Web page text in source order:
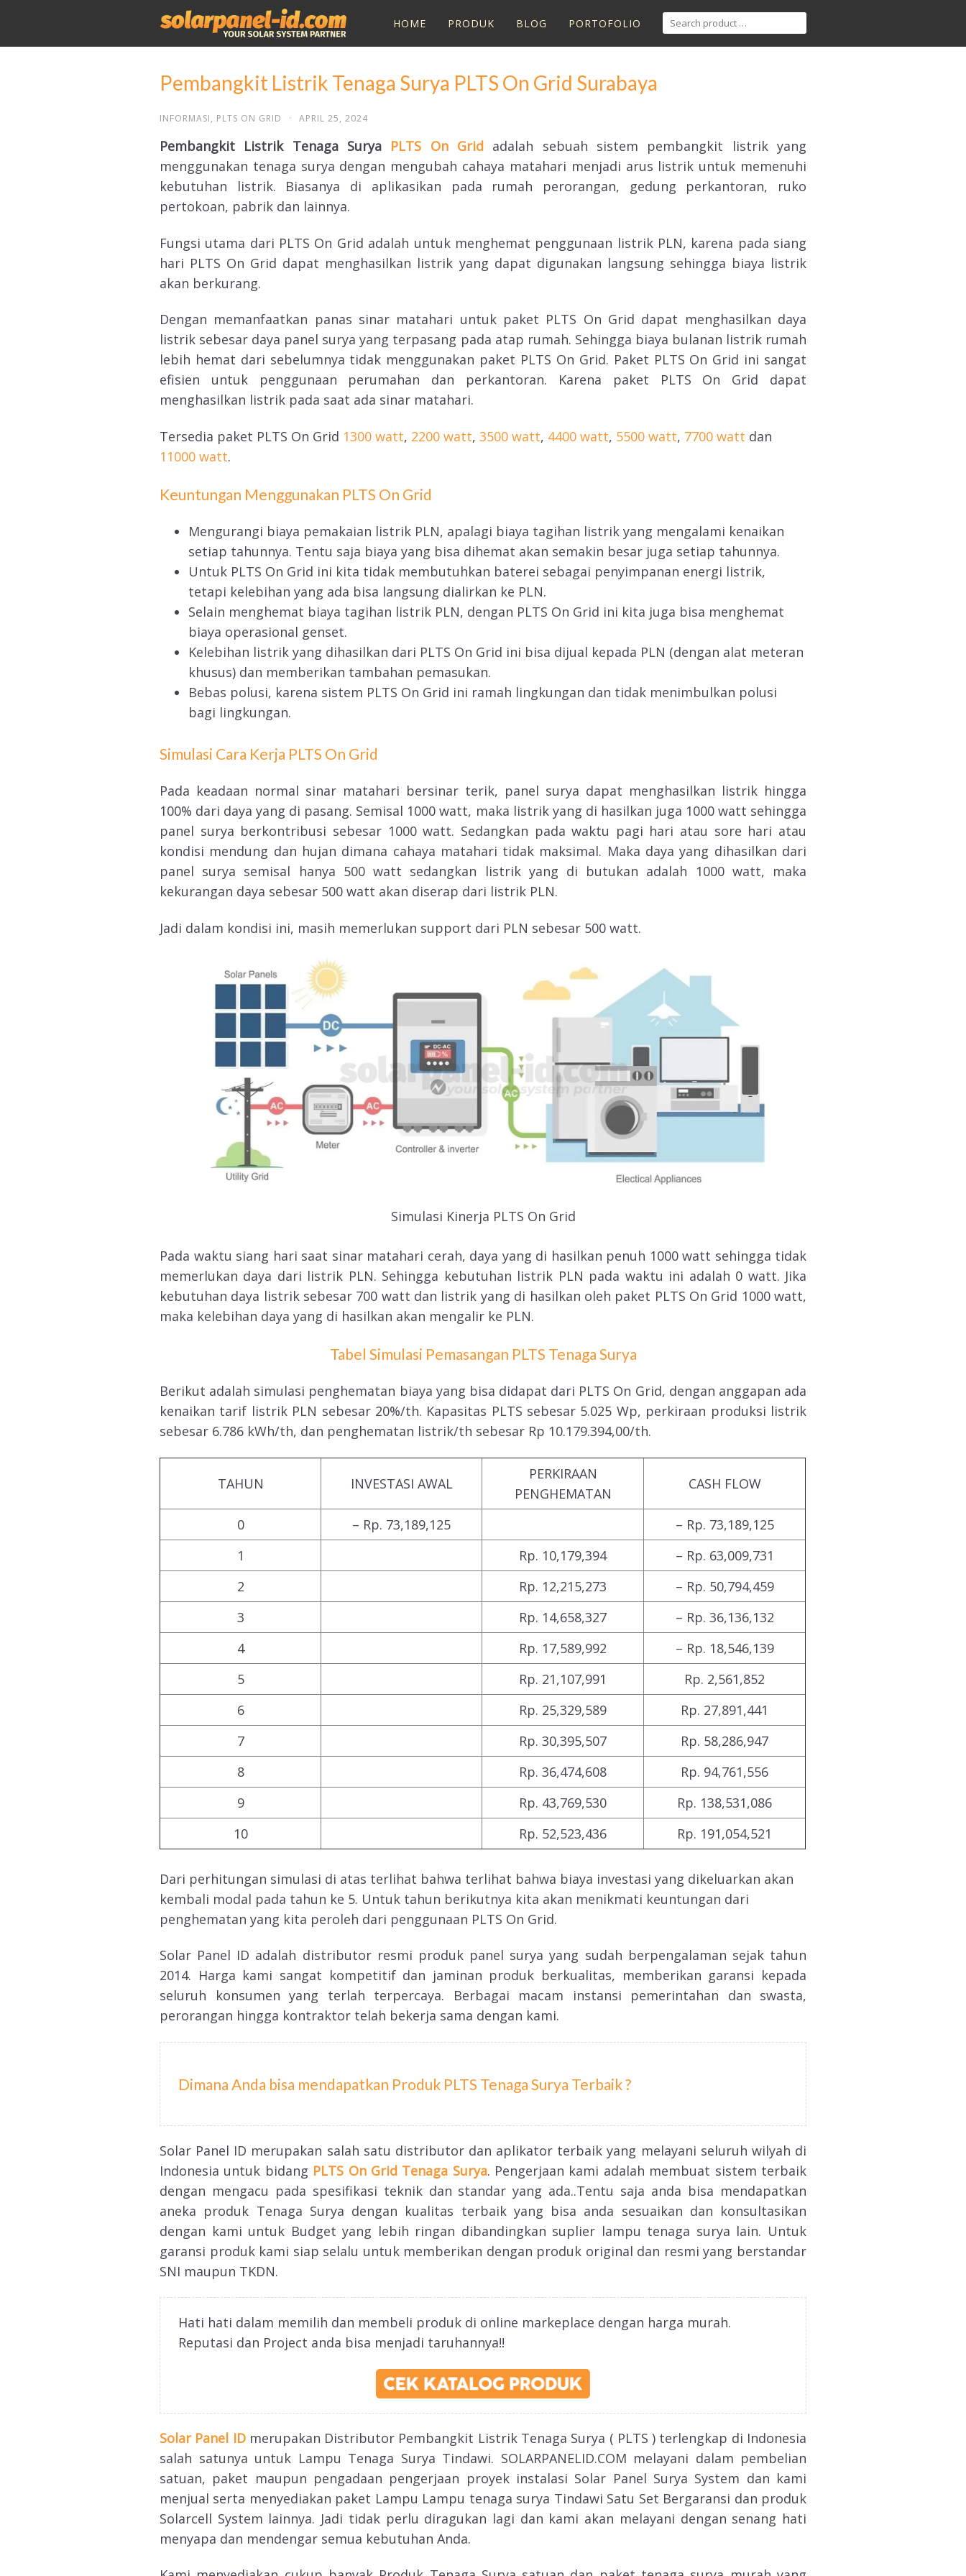
HOME PRODUK BLOG PORTOFOLIO
Pembangkit Listrik Tenaga Surya PLTS On Grid Surabaya
INFORMASI, PLTS ON GRID · APRIL 25, 2024
Pembangkit Listrik Tenaga Surya PLTS On Grid adalah sebuah sistem pembangkit listrik yang
menggunakan tenaga surya dengan mengubah cahaya matahari menjadi arus listrik untuk memenuhi
kebutuhan listrik. Biasanya di aplikasikan pada rumah perorangan, gedung perkantoran, ruko
pertokoan, pabrik dan lainnya.
Fungsi utama dari PLTS On Grid adalah untuk menghemat penggunaan listrik PLN, karena pada siang
hari PLTS On Grid dapat menghasilkan listrik yang dapat digunakan langsung sehingga biaya listrik
akan berkurang.
Dengan memanfaatkan panas sinar matahari untuk paket PLTS On Grid dapat menghasilkan daya
listrik sebesar daya panel surya yang terpasang pada atap rumah. Sehingga biaya bulanan listrik rumah
lebih hemat dari sebelumnya tidak menggunakan paket PLTS On Grid. Paket PLTS On Grid ini sangat
efisien untuk penggunaan perumahan dan perkantoran. Karena paket PLTS On Grid dapat
menghasilkan listrik pada saat ada sinar matahari.
Tersedia paket PLTS On Grid 1300 watt, 2200 watt, 3500 watt, 4400 watt, 5500 watt, 7700 watt dan
11000 watt.
Keuntungan Menggunakan PLTS On Grid
Mengurangi biaya pemakaian listrik PLN, apalagi biaya tagihan listrik yang mengalami kenaikan
setiap tahunnya. Tentu saja biaya yang bisa dihemat akan semakin besar juga setiap tahunnya.
Untuk PLTS On Grid ini kita tidak membutuhkan baterei sebagai penyimpanan energi listrik,
tetapi kelebihan yang ada bisa langsung dialirkan ke PLN.
Selain menghemat biaya tagihan listrik PLN, dengan PLTS On Grid ini kita juga bisa menghemat
biaya operasional genset.
Kelebihan listrik yang dihasilkan dari PLTS On Grid ini bisa dijual kepada PLN (dengan alat meteran
khusus) dan memberikan tambahan pemasukan.
Bebas polusi, karena sistem PLTS On Grid ini ramah lingkungan dan tidak menimbulkan polusi
bagi lingkungan.
Simulasi Cara Kerja PLTS On Grid
Pada keadaan normal sinar matahari bersinar terik, panel surya dapat menghasilkan listrik hingga
100% dari daya yang di pasang. Semisal 1000 watt, maka listrik yang di hasilkan juga 1000 watt sehingga
panel surya berkontribusi sebesar 1000 watt. Sedangkan pada waktu pagi hari atau sore hari atau
kondisi mendung dan hujan dimana cahaya matahari tidak maksimal. Maka daya yang dihasilkan dari
panel surya semisal hanya 500 watt sedangkan listrik yang di butukan adalah 1000 watt, maka
kekurangan daya sebesar 500 watt akan diserap dari listrik PLN.
Jadi dalam kondisi ini, masih memerlukan support dari PLN sebesar 500 watt.
Simulasi Kinerja PLTS On Grid
Pada waktu siang hari saat sinar matahari cerah, daya yang di hasilkan penuh 1000 watt sehingga tidak
memerlukan daya dari listrik PLN. Sehingga kebutuhan listrik PLN pada waktu ini adalah 0 watt. Jika
kebutuhan daya listrik sebesar 700 watt dan listrik yang di hasilkan oleh paket PLTS On Grid 1000 watt,
maka kelebihan daya yang di hasilkan akan mengalir ke PLN.
Tabel Simulasi Pemasangan PLTS Tenaga Surya
Berikut adalah simulasi penghematan biaya yang bisa didapat dari PLTS On Grid, dengan anggapan ada
kenaikan tarif listrik PLN sebesar 20%/th. Kapasitas PLTS sebesar 5.025 Wp, perkiraan produksi listrik
sebesar 6.786 kWh/th, dan penghematan listrik/th sebesar Rp 10.179.394,00/th.
TAHUN INVESTASI AWAL
PERKIRAAN
PENGHEMATAN
CASH FLOW
0 – Rp. 73,189,125
– Rp. 73,189,125
1
Rp. 10,179,394
– Rp. 63,009,731
2
Rp. 12,215,273
– Rp. 50,794,459
3
Rp. 14,658,327
– Rp. 36,136,132
4
Rp. 17,589,992
– Rp. 18,546,139
5
Rp. 21,107,991
Rp. 2,561,852
6
Rp. 25,329,589
Rp. 27,891,441
7
Rp. 30,395,507
Rp. 58,286,947
8
Rp. 36,474,608
Rp. 94,761,556
9
Rp. 43,769,530
Rp. 138,531,086
10
Rp. 52,523,436 Rp. 191,054,521
Dari perhitungan simulasi di atas terlihat bahwa terlihat bahwa biaya investasi yang dikeluarkan akan
kembali modal pada tahun ke 5. Untuk tahun berikutnya kita akan menikmati keuntungan dari
penghematan yang kita peroleh dari penggunaan PLTS On Grid.
Solar Panel ID adalah distributor resmi produk panel surya yang sudah berpengalaman sejak tahun
2014. Harga kami sangat kompetitif dan jaminan produk berkualitas, memberikan garansi kepada
seluruh konsumen yang terlah terpercaya. Berbagai macam instansi pemerintahan dan swasta,
perorangan hingga kontraktor telah bekerja sama dengan kami.
Dimana Anda bisa mendapatkan Produk PLTS Tenaga Surya Terbaik ?
Solar Panel ID merupakan salah satu distributor dan aplikator terbaik yang melayani seluruh wilyah di
Indonesia untuk bidang PLTS On Grid Tenaga Surya. Pengerjaan kami adalah membuat sistem terbaik
dengan mengacu pada spesifikasi teknik dan standar yang ada..Tentu saja anda bisa mendapatkan
aneka produk Tenaga Surya dengan kualitas terbaik yang bisa anda sesuaikan dan konsultasikan
dengan kami untuk Budget yang lebih ringan dibandingkan suplier lampu tenaga surya lain. Untuk
garansi produk kami siap selalu untuk memberikan dengan produk original dan resmi yang berstandar
SNI maupun TKDN.
Hati hati dalam memilih dan membeli produk di online markeplace dengan harga murah.
Reputasi dan Project anda bisa menjadi taruhannya!!
Solar Panel IDmerupakan Distributor Pembangkit Listrik Tenaga Surya ( PLTS ) terlengkap di Indonesia
salah satunya untuk Lampu Tenaga Surya Tindawi. SOLARPANELID.COM melayani dalam pembelian
satuan, paket maupun pengadaan pengerjaan proyek instalasi Solar Panel Surya System dan kami
menjual serta menyediakan paket Lampu Lampu tenaga surya Tindawi Satu Set Bergaransi dan produk
Solarcell System lainnya. Jadi tidak perlu diragukan lagi dan kami akan melayani dengan senang hati
menyapa dan mendengar semua kebutuhan Anda.